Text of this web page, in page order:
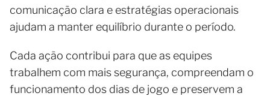
comunicação clara e estratégias operacionais
ajudam a manter equilíbrio durante o período.
Cada ação contribui para que as equipes
trabalhem com mais segurança, compreendam o
funcionamento dos dias de jogo e preservem a